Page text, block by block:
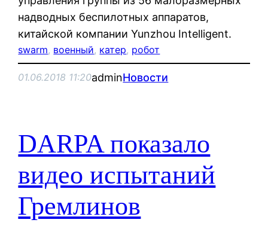
надводных беспилотных аппаратов,
китайской компании Yunzhou Intelligent.
swarm, военный, катер, робот
01.06.2018 11:20adminНовости
DARPA показало
видео испытаний
Гремлинов